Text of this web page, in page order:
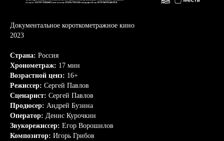
Документальное короткометражное кино
2023
Страна: Россия
Хронометраж: 17 мин
Возрастной ценз: 16+
Режиссер: Сергей Павлов
Сценарист: Сергей Павлов
Продюсер: Андрей Бузина
Оператор: Денис Курочкин
Звукорежиссер: Егор Ворошилов
Композитор: Игорь Грибов